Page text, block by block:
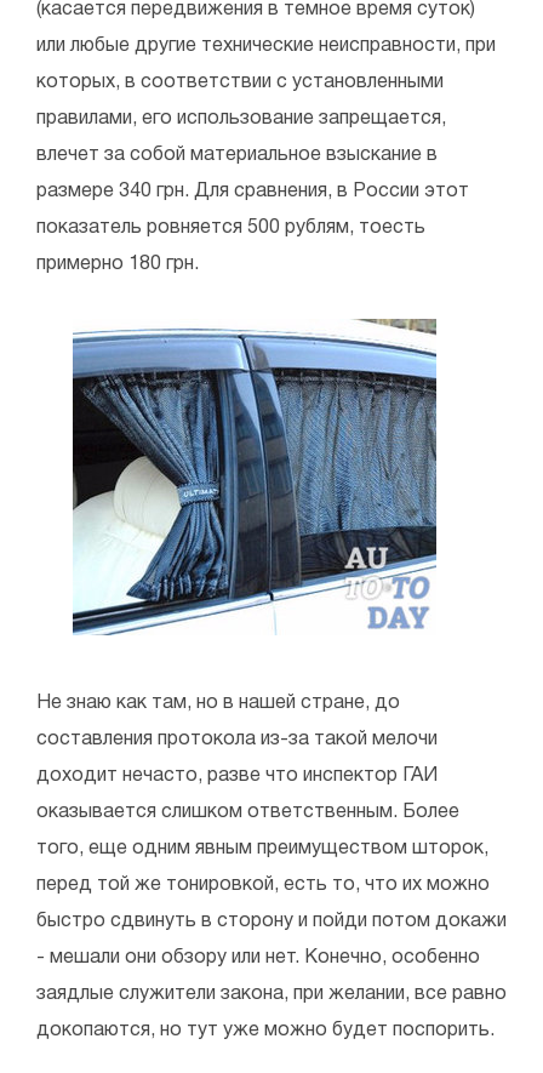
(касается передвижения в темное время суток)
или любые другие технические неисправности, при
которых, в соответствии с установленными
правилами, его использование запрещается,
влечет за собой материальное взыскание в
размере 340 грн. Для сравнения, в России этот
показатель ровняется 500 рублям, тоесть
примерно 180 грн.
Не знаю как там, но в нашей стране, до
составления протокола из-за такой мелочи
доходит нечасто, разве что инспектор ГАИ
оказывается слишком ответственным. Более
того, еще одним явным преимуществом шторок,
перед той же тонировкой, есть то, что их можно
быстро сдвинуть в сторону и пойди потом докажи
- мешали они обзору или нет. Конечно, особенно
заядлые служители закона, при желании, все равно
докопаются, но тут уже можно будет поспорить.